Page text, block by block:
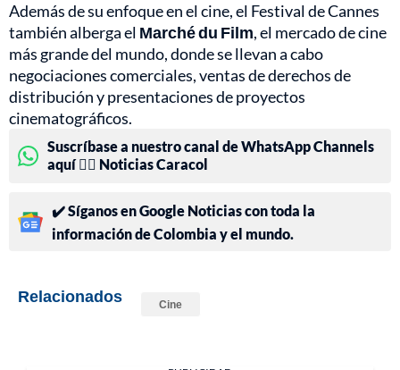
Además de su enfoque en el cine, el Festival de Cannes
también alberga el Marché du Film, el mercado de cine
más grande del mundo, donde se llevan a cabo
negociaciones comerciales, ventas de derechos de
distribución y presentaciones de proyectos
cinematográficos.
Suscríbase a nuestro canal de WhatsApp Channels
aquí 👉🏻 Noticias Caracol
✔️ Síganos en Google Noticias con toda la
información de Colombia y el mundo.
Relacionados Cine